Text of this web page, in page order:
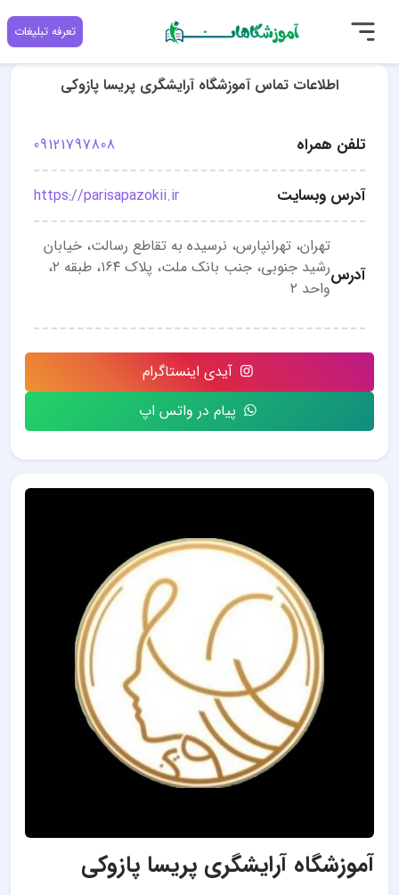
تعرفه تبلیغات
آموزشگاه آرایشگری پریسا پازوکی
اطلاعات تماس آموزشگاه آرایشگری پریسا پازوکی
تلفن همراه 09121797808
آدرس وبسایت https://parisapazokii.ir
آدرس
تهران، تهرانپارس، نرسیده به تقاطع رسالت، خیابان
رشید جنوبی، جنب بانک ملت، پلاک ۱۶۴، طبقه ۲،
واحد ۲
آیدی اینستاگرام
پیام در واتس اپ